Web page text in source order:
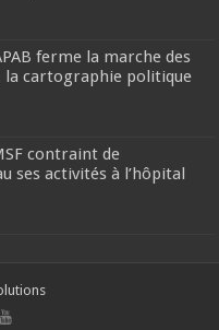
ferme la marche des
la cartographie politique
contraint de
ses activités à l’hôpital